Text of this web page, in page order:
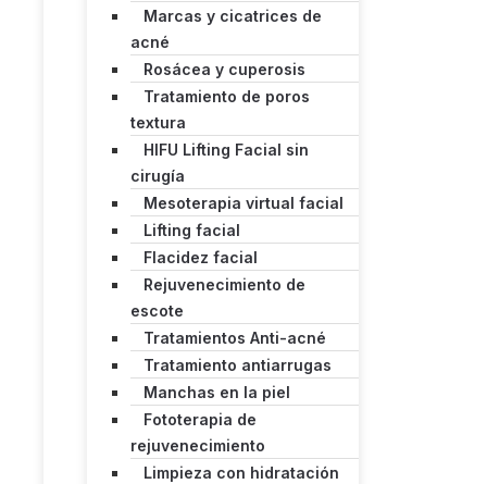
Marcas y cicatrices de
acné
Rosácea y cuperosis
Tratamiento de poros
textura
HIFU Lifting Facial sin
cirugía
Mesoterapia virtual facial
Lifting facial
Flacidez facial
Rejuvenecimiento de
escote
Tratamientos Anti-acné
Tratamiento antiarrugas
Manchas en la piel
Fototerapia de
rejuvenecimiento
Limpieza con hidratación